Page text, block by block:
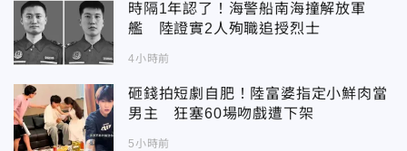
時隔1年認了！海警船南海撞解放軍
艦 陸證實2人殉職追授烈士
4小時前
砸錢拍短劇自肥！陸富婆指定小鮮肉當
男主 狂塞60場吻戲遭下架
5小時前